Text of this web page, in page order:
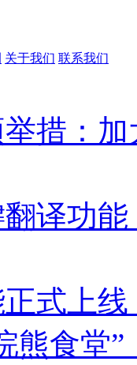
关于我们 联系我们
措：
译功
式上
熊食堂